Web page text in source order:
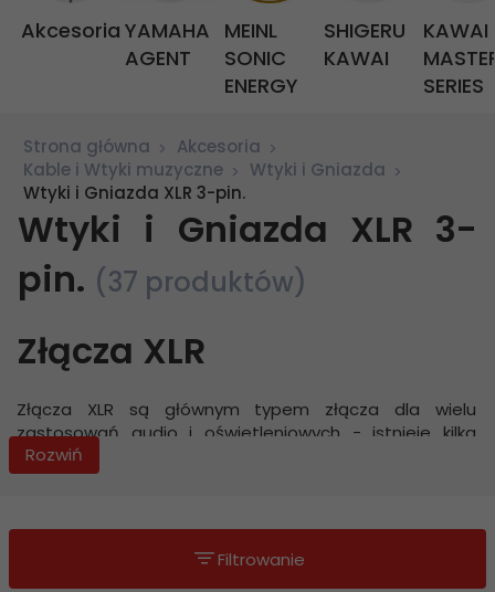
Akcesoria YAMAHA
AGENT
MEINL
SONIC
ENERGY
SHIGERU
KAWAI
KAWAI
SERIES
Strona główna
Akcesoria
Kable i Wtyki muzyczne
Wtyki i Gniazda
Wtyki i Gniazda XLR 3-pin.
Wtyki i Gniazda XLR 3-
pin. (37 produktów)
Złącza XLR
Złącza XLR są głównym typem złącza dla wielu
zastosowań audio i oświetleniowych - istnieje kilka
typów z różnymi numerami pinów i
wyprowadzeniami.
wielu aplikacjach, gdzie są postrzegane jako
profesjonalne złącze do aplikacji audio.
Złącza XLR zapewniają serię wytrzymałych złączy, które
Rozwiń
Filtrowanie